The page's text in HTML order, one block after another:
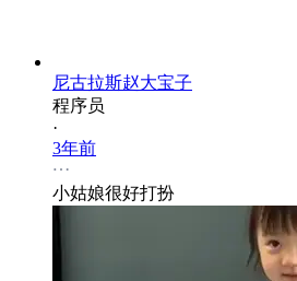
尼古拉斯赵大宝子
程序员
·
3年前
小姑娘很好打扮